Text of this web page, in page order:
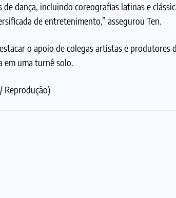
dança, incluindo coreografias latinas e
de entretenimento,” assegurou Ten.
o apoio de colegas artistas e
em uma turnê solo.
Reprodução)